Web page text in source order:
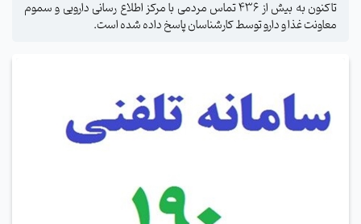
تاکنون به بیش از 436 تماس مردمی با مرکز اطلاع رسانی دارویی و سموم
معاونت غذا و دارو توسط کارشناسان پاسخ داده شده است.